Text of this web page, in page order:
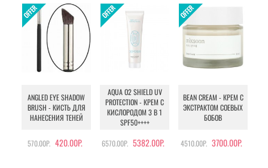
ANGLED EYE SHADOW
BRUSH - КИСТЬ ДЛЯ
НАНЕСЕНИЯ ТЕНЕЙ
570.00Р. 420.00Р.
AQUA O2 SHIELD UV
PROTECTION - КРЕМ С
КИСЛОРОДОМ 3 В 1
SPF50++++
6570.00Р. 5382.00Р.
BEAN CREAM - КРЕМ С
ЭКСТРАКТОМ СОЕВЫХ
БОБОВ
4510.00Р. 3700.00Р.